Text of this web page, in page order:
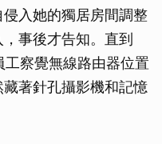
入她的獨居房間調整
事後才告知。直到
察覺無線路由器位置
著針孔攝影機和記憶